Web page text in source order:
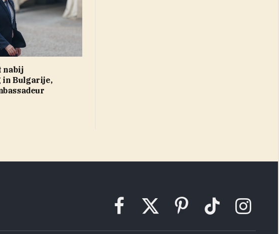
nabij
Bulgarije,
FacebookX
Pinterest TikTok Instagram